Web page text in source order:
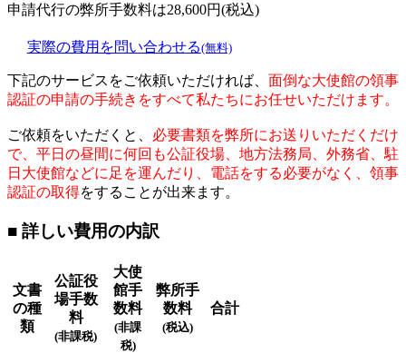
申請代行の弊所手数料は28,600円(税込)
実際の費用を問い合わせる(無料)
下記のサービスをご依頼いただければ、 面倒な大使館の領事
認証の申請の手続きをすべて私たちにお任せいただけます。
ご依頼をいただくと、 必要書類を弊所にお送りいただくだけ
で、平日の昼間に何回も公証役場、地方法務局、外務省、駐
日大使館などに足を運んだり、電話をする必要がなく、領事
認証の取得をすることが出来ます。
■ 詳しい費用の内訳
文書
の種
類
公証役
場手数
料
(非課税)
大使
館手
数料
(非課
税)
弊所手
数料
(税込)
合計